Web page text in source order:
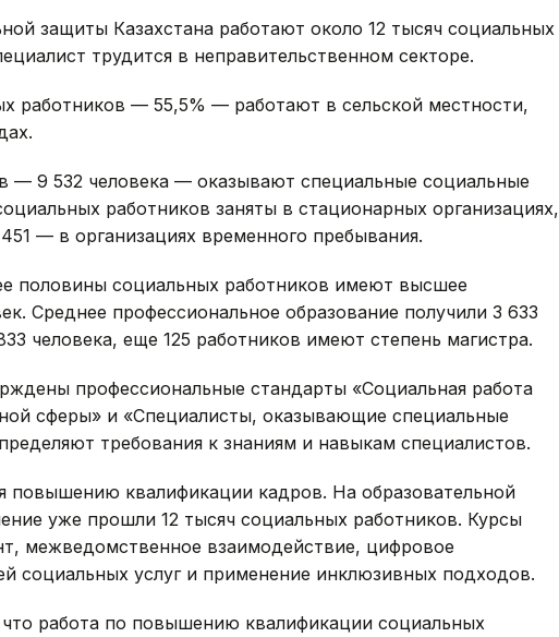
защиты Казахстана работают около 12 тысяч социальных
трудится в неправительственном секторе.
работников — 55,5% — работают в сельской местности,
— 9 532 человека — оказывают специальные социальные
работников заняты в стационарных организациях,
— в организациях временного пребывания.
половины социальных работников имеют высшее
Среднее профессиональное образование получили 3 633
человека, еще 125 работников имеют степень магистра.
профессиональные стандарты «Социальная работа
сферы» и «Специалисты, оказывающие специальные
требования к знаниям и навыкам специалистов.
повышению квалификации кадров. На образовательной
уже прошли 12 тысяч социальных работников. Курсы
межведомственное взаимодействие, цифровое
социальных услуг и применение инклюзивных подходов.
работа по повышению квалификации социальных